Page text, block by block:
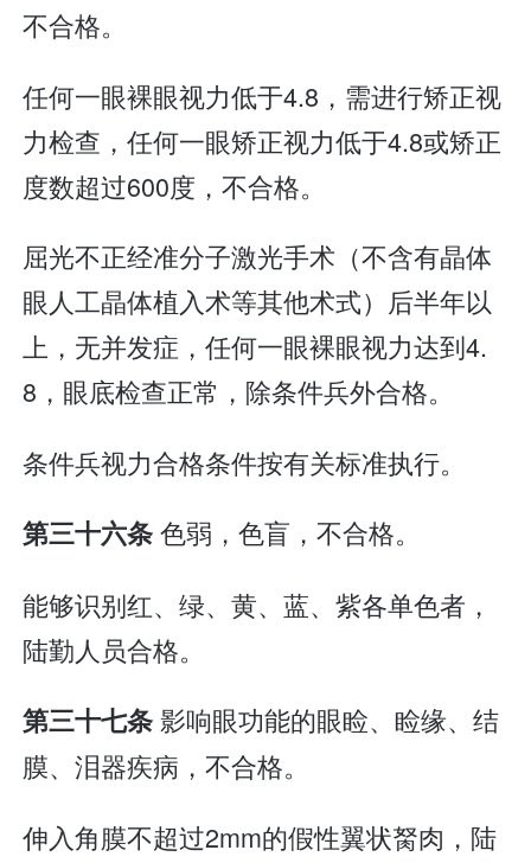
不合格。
任何一眼裸眼视力低于4.8，需进行矫正视
力检查，任何一眼矫正视力低于4.8或矫正
度数超过600度，不合格。
屈光不正经准分子激光手术（不含有晶体
眼人工晶体植入术等其他术式）后半年以
上，无并发症，任何一眼裸眼视力达到4.
8，眼底检查正常，除条件兵外合格。
条件兵视力合格条件按有关标准执行。
第三十六条色弱，色盲，不合格。
能够识别红、绿、黄、蓝、紫各单色者，
陆勤人员合格。
第三十七条影响眼功能的眼睑、睑缘、结
膜、泪器疾病，不合格。
伸入角膜不超过2mm的假性翼状胬肉，陆